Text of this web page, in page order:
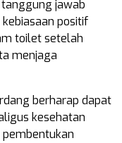
jawab
positif
toilet setelah
menjaga
berharap dapat
kesehatan